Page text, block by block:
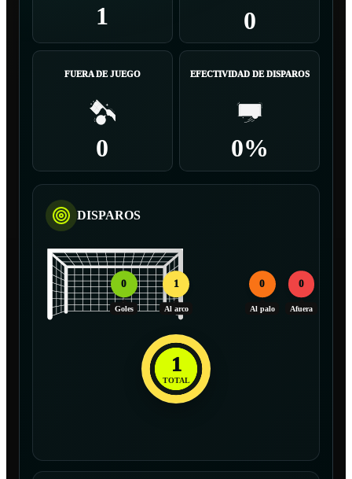
1 0
FUERA DE JUEGO
0
EFECTIVIDAD DE DISPAROS
0%
DISPAROS
0
Goles
1
Al arco
0
Al palo
0
Afuera
1
TOTAL